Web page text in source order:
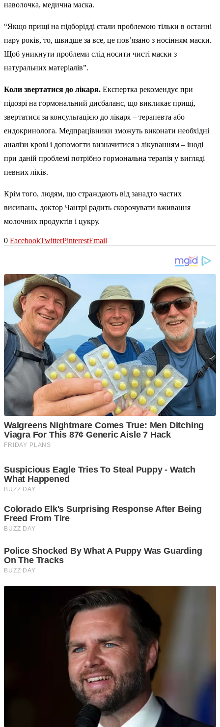
наволочка, медична маска.
“Якщо прищі на підборідді стали проблемою тільки в останні
пару років, то, швидше за все, це пов’язано з носінням маски.
Щоб уникнути проблеми слід носити чисті маски з
натуральних матеріалів”.
Коли звертатися до лікаря. Експертка рекомендує при
підозрі на гормональний дисбаланс, що викликає прищі,
звертатися за консультацією до лікаря – терапевта або
ендокринолога. Медпрацівники зможуть виконати необхідні
аналізи крові і допомогти визначитися з лікуванням – іноді
при даній проблемі потрібно гормональна терапія у вигляді
певних ліків.
Крім того, людям, що страждають від занадто частих
висипань, доктор Чантрі радить скорочувати вживання
молочних продуктів і цукру.
0 FacebookTwitterPinterestEmail